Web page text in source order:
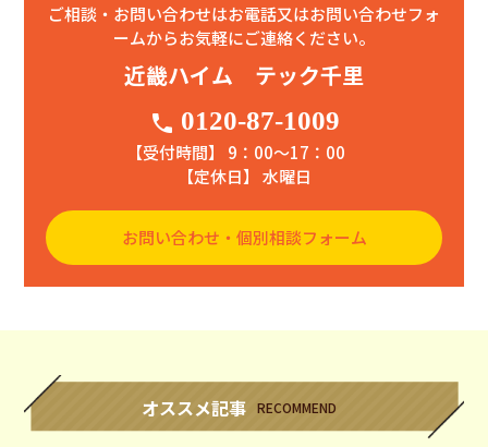
ご相談・お問い合わせはお電話又はお問い合わせフォ
ームからお気軽にご連絡ください。
近畿ハイム テック千里
phone 0120-87-1009
【受付時間】 9：00〜17：00
【定休日】 水曜日
お問い合わせ・個別相談フォーム
オススメ記事 RECOMMEND